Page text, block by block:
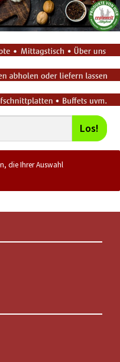
Los!
die Ihrer Auswahl